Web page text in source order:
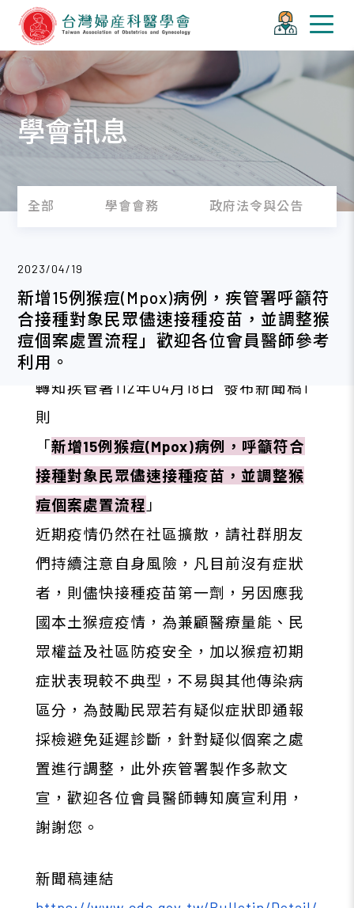
學會訊息
全部 學會會務 政府法令與公告
2023/04/19
新增15例猴痘(Mpox)病例，疾管署呼籲符
合接種對象民眾儘速接種疫苗，並調整猴
痘個案處置流程」歡迎各位會員醫師參考
利用。
轉知疾管署112年04月18日 發布新聞稿1
則
「新增15例猴痘(Mpox)病例，呼籲符合
接種對象民眾儘速接種疫苗，並調整猴
痘個案處置流程 」
近期疫情仍然在社區擴散，請社群朋友
們持續注意自身風險，凡目前沒有症狀
者，則儘快接種疫苗第一劑，另因應我
國本土猴痘疫情，為兼顧醫療量能、民
眾權益及社區防疫安全，加以猴痘初期
症狀表現較不典型，不易與其他傳染病
區分，為鼓勵民眾若有疑似症狀即通報
採檢避免延遲診斷，針對疑似個案之處
置進行調整，此外疾管署製作多款文
宣，歡迎各位會員醫師轉知廣宣利用，
謝謝您。
新聞稿連結